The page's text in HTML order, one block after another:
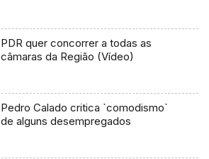
PDR quer concorrer a todas as
câmaras da Região (Vídeo)
Pedro Calado critica `comodismo`
de alguns desempregados